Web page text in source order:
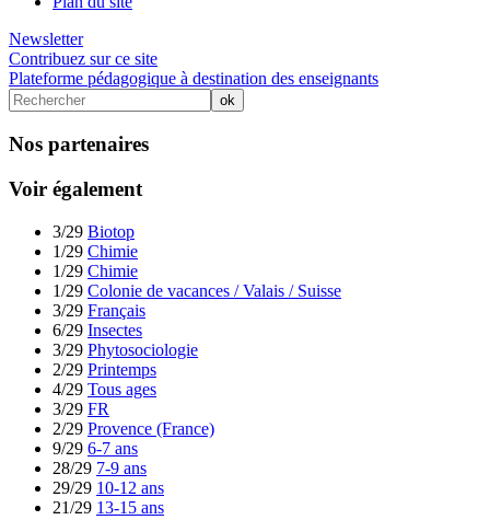
Newsletter
Contribuez sur ce site
Plateforme pédagogique à destination des enseignants
Nos partenaires
Voir également
3/29 Biotop
1/29 Chimie
1/29 Chimie
1/29 Colonie de vacances / Valais / Suisse
3/29 Français
6/29 Insectes
3/29 Phytosociologie
2/29 Printemps
4/29 Tous ages
3/29 FR
2/29 Provence (France)
9/29 6-7 ans
28/29 7-9 ans
29/29 10-12 ans
21/29 13-15 ans